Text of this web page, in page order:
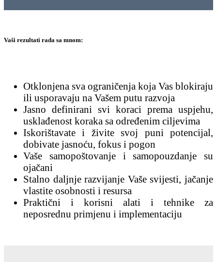
Vaši rezultati rada sa mnom:
Otklonjena sva ograničenja koja Vas blokiraju
ili usporavaju na Vašem putu razvoja
Jasno definirani svi koraci prema uspjehu,
usklađenost koraka sa određenim ciljevima
Iskorištavate i živite svoj puni potencijal,
dobivate jasnoću, fokus i pogon
Vaše samopoštovanje i samopouzdanje su
ojačani
Stalno daljnje razvijanje Vaše svijesti, jačanje
vlastite osobnosti i resursa
Praktični i korisni alati i tehnike za
neposrednu primjenu i implementaciju